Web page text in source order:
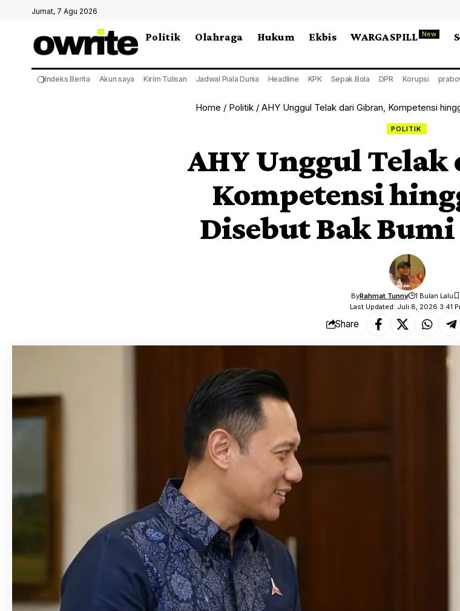
Jumat, 7 Agu 2026
Politik Olahraga Hukum Ekbis WARGA SPILL New
❍Indeks Berita Akun saya Kirim Tulisan Jadwal Piala Dunia Headline KPK Sepak Bola DPR Korupsi
Home / Politik/ AHY Unggul Telak dari Gibran, Kompetensi
POLITIK
AHY Unggul
Kompetensi
Disebut Bak
Last Updated: Juli 8, 2026 3:41
ByRahmat Tunny 1 Bulan Lalu
Share